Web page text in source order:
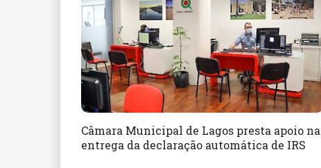
Câmara Municipal de Lagos presta apoio na
entrega da declaração automática de IRS